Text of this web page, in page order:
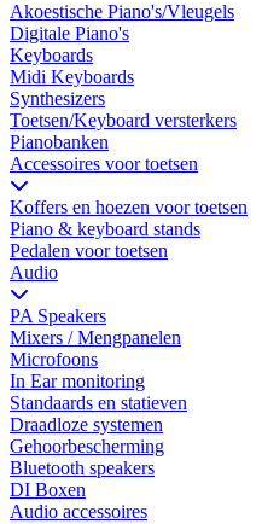
Akoestische Piano's/Vleugels
Digitale Piano's
Keyboards
Midi Keyboards
Synthesizers
Toetsen/Keyboard versterkers
Pianobanken
Accessoires voor toetsen
Koffers en hoezen voor toetsen
Piano & keyboard stands
Pedalen voor toetsen
Audio
PA Speakers
Mixers / Mengpanelen
Microfoons
In Ear monitoring
Standaards en statieven
Draadloze systemen
Gehoorbescherming
Bluetooth speakers
DI Boxen
Audio accessoires